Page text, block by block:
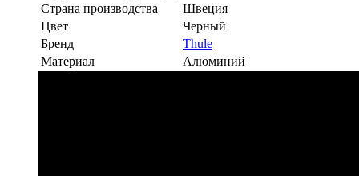
Страна производства
Швеция
Цвет
Черный
Бренд
Thule
Материал
Алюминий